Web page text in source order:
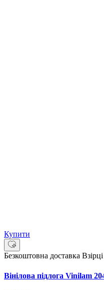
Купити
Безкоштовна доставка
Вінілова підлога Vinilam